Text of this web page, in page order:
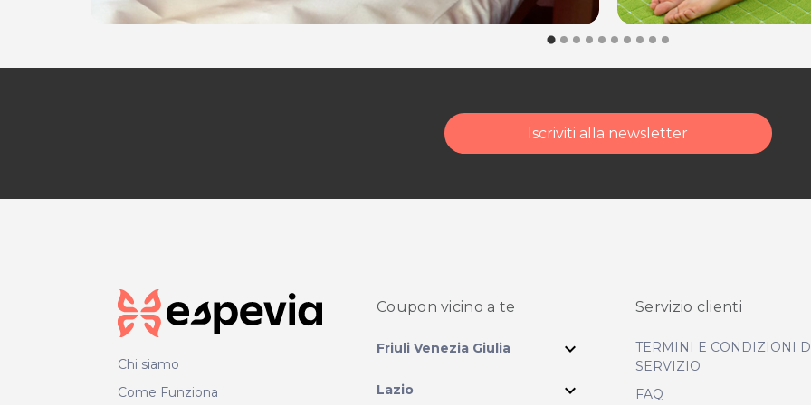
Iscriviti alla newsletter
Chi siamo
Come Funziona
Coupon vicino a te
Friuli Venezia Giulia expand_more
Lazio expand_more
Servizio clienti
TERMINI E CONDIZIONI
SERVIZIO
FAQ